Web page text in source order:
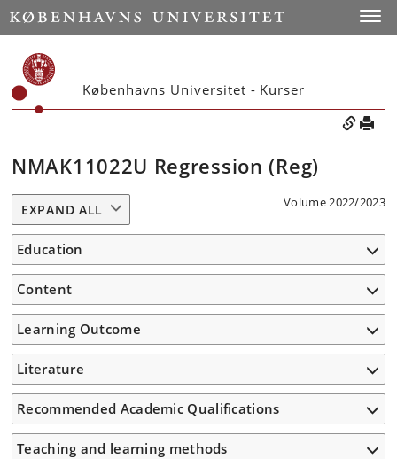
Københavns Universitet - Kurser
NMAK11022U Regression (Reg)
Volume 2022/2023
EXPAND ALL
Education
Content
Learning Outcome
Literature
Recommended Academic Qualifications
Teaching and learning methods